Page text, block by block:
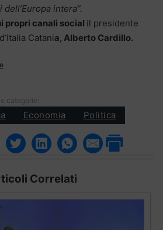
intera”.
propri canali social il presidente
Catania, Alberto Cardillo.
categorie:
Economia Politica
Correlati